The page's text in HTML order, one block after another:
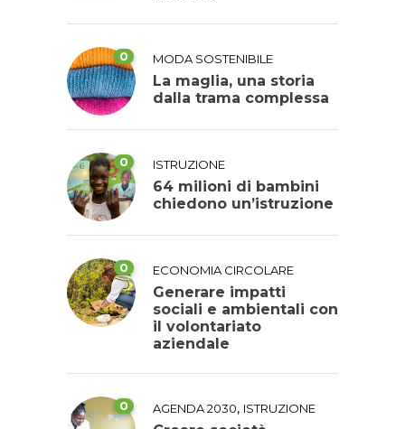
0 MODA SOSTENIBILE
La maglia, una storia
dalla trama complessa
0 ISTRUZIONE
64 milioni di bambini
chiedono un’istruzione
0 ECONOMIA CIRCOLARE
Generare impatti
sociali e ambientali con
il volontariato
aziendale
0 AGENDA 2030, ISTRUZIONE